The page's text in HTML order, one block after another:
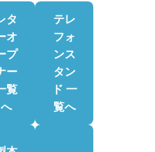
タ
オ
プ
ー
覧
へ
テレ
フォ
ンス
タン
ド 一
覧へ